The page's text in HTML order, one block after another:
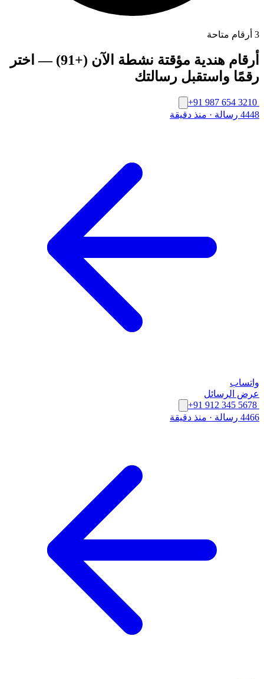
3 أرقام متاحة
أرقام هندية مؤقتة نشطة الآن (+91) — اختر
رقمًا واستقبل رسالتك
+91 987 654 3210
4448 رسالة
· منذ دقيقة
واتساب
عرض الرسائل
+91 912 345 5678
4466 رسالة
· منذ دقيقة